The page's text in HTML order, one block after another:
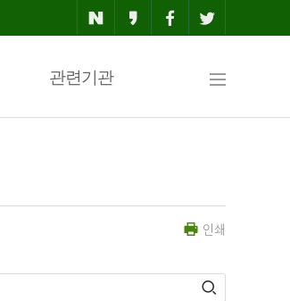
관련기관
인쇄